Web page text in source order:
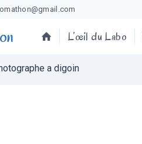
L’œil du Labo
a digoin